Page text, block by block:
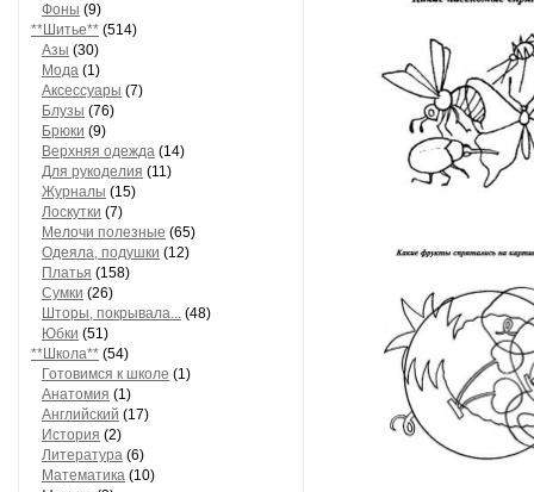
Фоны (9)
**Шитье** (514)
Азы (30)
Мода (1)
Аксессуары (7)
Блузы (76)
Брюки (9)
Верхняя одежда (14)
Для рукоделия (11)
Журналы (15)
Лоскутки (7)
Мелочи полезные (65)
Одеяла, подушки (12)
Платья (158)
Сумки (26)
Шторы, покрывала... (48)
Юбки (51)
**Школа** (54)
Готовимся к школе (1)
Анатомия (1)
Английский (17)
История (2)
Литература (6)
Математика (10)